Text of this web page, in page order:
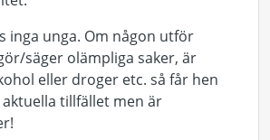
inga unga. Om någon utför
säger olämpliga saker, är
eller droger etc. så får hen
tillfället men är